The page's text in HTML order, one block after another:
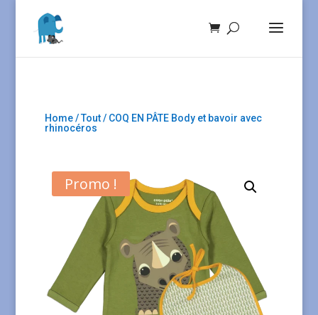
Home/Tout/ COQ EN PÂTE Body et bavoir avec
rhinocéros
Promo !